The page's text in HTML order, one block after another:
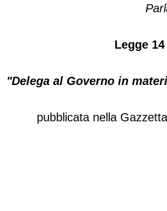
Legge
"Delega al Governo in
pubblicata nella